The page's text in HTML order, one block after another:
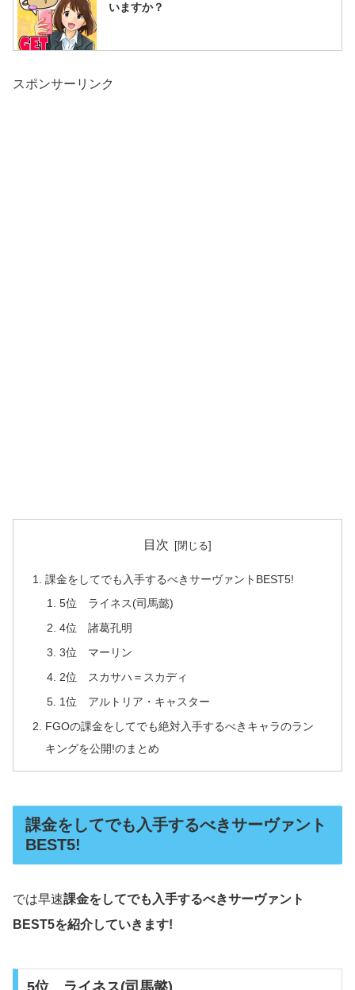
いますか？
スポンサーリンク
目次
課金をしてでも入手するべきサーヴァントBEST5!
5位 ライネス(司馬懿)
4位 諸葛孔明
3位 マーリン
2位 スカサハ＝スカディ
1位 アルトリア・キャスター
FGOの課金をしてでも絶対入手するべきキャラのラン
キングを公開!のまとめ
課金をしてでも入手するべきサーヴァント
BEST5!
では早速課金をしてでも入手するべきサーヴァント
BEST5を紹介していきます!
5位 ライネス(司馬懿)